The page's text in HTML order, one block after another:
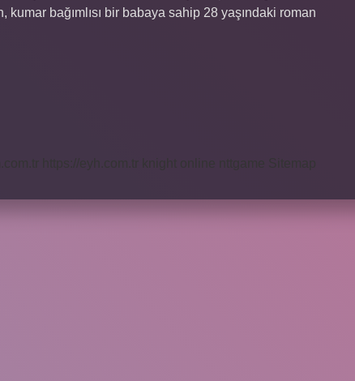
bağımlısı bir babaya sahip 28 yaşındaki roman